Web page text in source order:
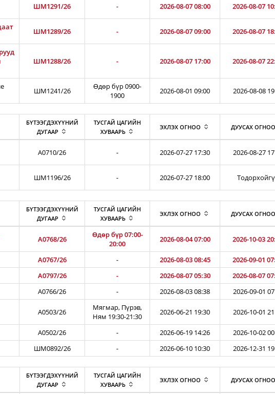
ШМ1291/26 - 2026-08-07 08:00 2026-08-07
ШМ1289/26 - 2026-08-07 09:00 2026-08-07
ШМ1288/26 - 2026-08-07 17:00 2026-08-07
ШМ1241/26
Өдөр бүр 0900-
1900
2026-08-01 09:00
2026-08-08
БҮТЭЭГДЭХҮҮНИЙ
ДУГААР
ТУСГАЙ ЦАГИЙН
ХУВААРЬ
ЭХЛЭХ ОГНОО ДУУСАХ ОГНОО
A0710/26 - 2026-07-27 17:30 2026-08-27
ШМ1196/26 - 2026-07-27 18:00
БҮТЭЭГДЭХҮҮНИЙ
ДУГААР
ТУСГАЙ ЦАГИЙН
ХУВААРЬ
ЭХЛЭХ ОГНОО ДУУСАХ ОГНОО
A0768/26
Өдөр бүр 07:00-
20:00
2026-08-04 07:00 2026-10-03
A0767/26 - 2026-08-03 08:45
2026-09-01
A0797/26 - 2026-08-07 05:30
2026-08-07
A0766/26 - 2026-08-03 08:38 2026-09-01
A0503/26
Мягмар, Пүрэв,
Ням 19:30-21:30
2026-06-21 19:30 2026-10-01
A0502/26 - 2026-06-19 14:26
2026-10-02
ШМ0892/26 - 2026-06-10 10:30
2026-12-31
БҮТЭЭГДЭХҮҮНИЙ
ДУГААР
ТУСГАЙ ЦАГИЙН
ХУВААРЬ
ЭХЛЭХ ОГНОО ДУУСАХ ОГНОО